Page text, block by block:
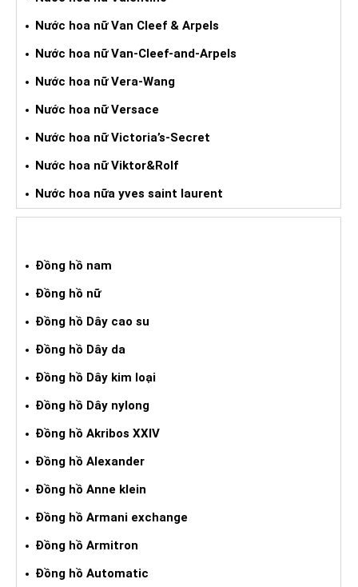
Nước hoa nữ Van Cleef & Arpels
Nước hoa nữ Van-Cleef-and-Arpels
Nước hoa nữ Vera-Wang
Nước hoa nữ Versace
Nước hoa nữ Victoria’s-Secret
Nước hoa nữ Viktor&Rolf
Nước hoa nữa yves saint laurent
Đồng hồ nam
Đồng hồ nữ
Đồng hồ Dây cao su
Đồng hồ Dây da
Đồng hồ Dây kim loại
Đồng hồ Dây nylong
Đồng hồ Akribos XXIV
Đồng hồ Alexander
Đồng hồ Anne klein
Đồng hồ Armani exchange
Đồng hồ Armitron
Đồng hồ Automatic